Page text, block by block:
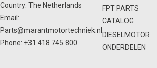
Country: The Netherlands
Email:
Parts@marantmotortechniek.nl
Phone: +31 418 745 800
FPT PARTS
CATALOG
DIESELMOTOR
ONDERDELEN